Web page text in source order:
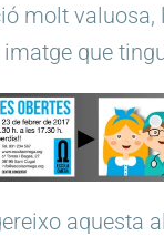
molt valuosa,
que
aquesta